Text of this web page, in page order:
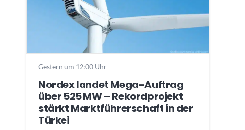
Gestern um 12:00 Uhr
Nordex landet Mega-Auftrag
über 525 MW – Rekordprojekt
stärkt Marktführerschaft in der
Türkei